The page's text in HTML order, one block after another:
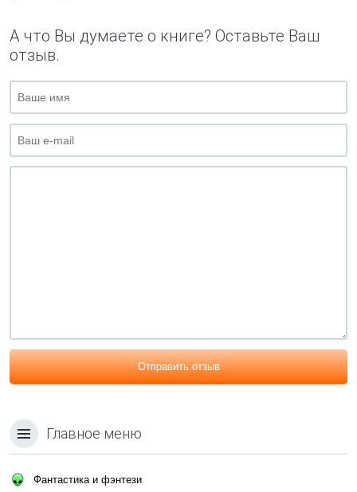
А что Вы думаете о книге? Оставьте Ваш
отзыв.
Отправить отзыв
Главное меню
Фантастика и фэнтези